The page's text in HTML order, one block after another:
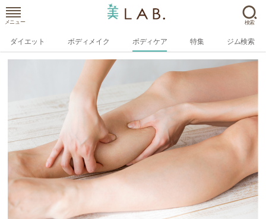
メニュー 検索
ダイエット ボディメイク ボディケア 特集 ジム検索